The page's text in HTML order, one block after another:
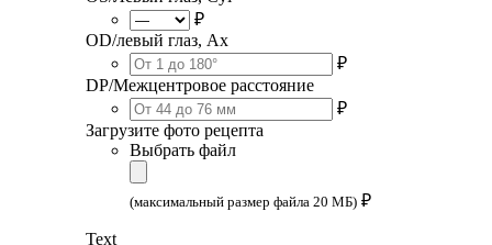
₽
OD/левый глаз, Ax
₽
DP/Межцентровое расстояние
₽
Загрузите фото рецепта
Выбрать файл
(максимальный размер файла 20 МБ) ₽
Text